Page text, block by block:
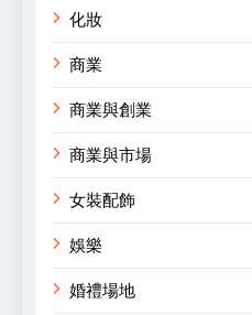
化妝
商業
商業與創業
商業與市場
女裝配飾
娛樂
婚禮場地